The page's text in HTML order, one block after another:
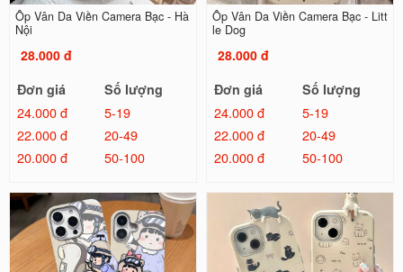
Ốp Vân Da Viền Camera Bạc - Hà
Nội
28.000 đ
Đơn giá
Số lượng
24.000 đ
5-19
22.000 đ
20-49
20.000 đ
50-100
Ốp Vân Da Viền Camera Bạc - Litt
le Dog
28.000 đ
Đơn giá
Số lượng
24.000 đ
5-19
22.000 đ
20-49
20.000 đ
50-100